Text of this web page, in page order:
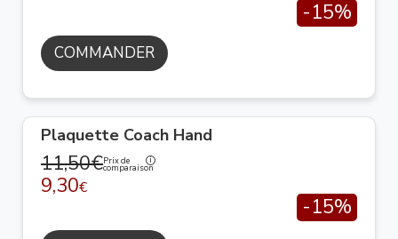
-15%
COMMANDER
Plaquette Coach Hand
11,50€Prix de
comparaison
9,30€
-15%